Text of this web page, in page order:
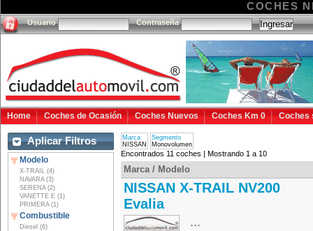
COCHES
Usuario Contraseña
Home Coches de Ocasión Coches Nuevos Coches Km 0 Coches
Aplicar Filtros
Modelo
X-TRAIL (4)
NAVARA (3)
SERENA (2)
VANETTE E (1)
PRIMERA (1)
Combustible
Diesel (6)
Marca
NISSAN
Segmento
Monovolumen
Encontrados 11 coches | Mostrando 1 a 10
Marca / Modelo
NISSAN X-TRAIL NV200
Evalia
...